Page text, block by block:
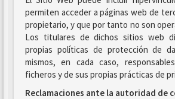
permiten acceder a páginas web de
propietario, y que por tanto no son
Los titulares de dichos sitios web
propias políticas de protección de
mismos, en cada caso,
ficheros y de sus propias prácticas de
Reclamaciones ante la autoridad de